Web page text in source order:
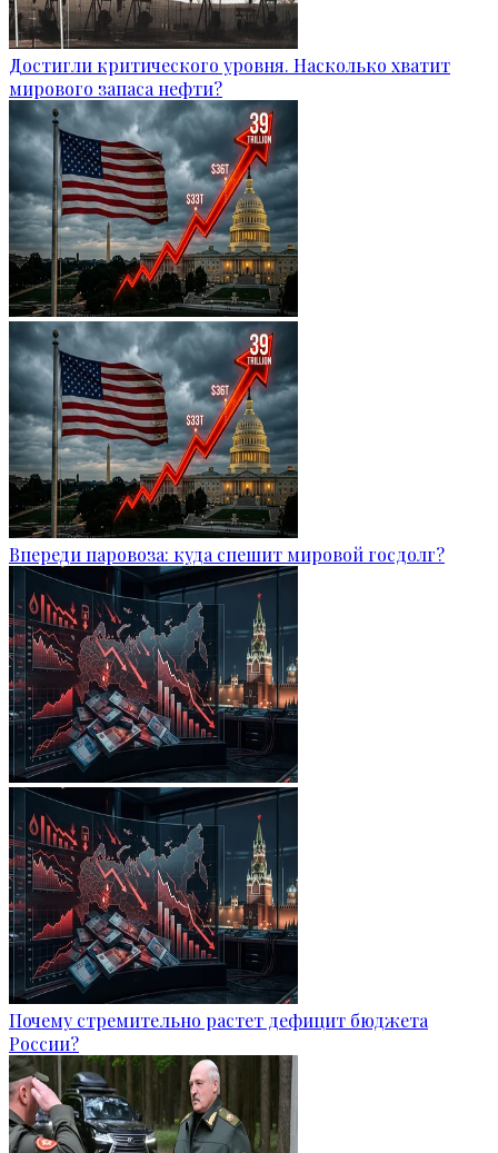
Достигли критического уровня. Насколько хватит
мирового запаса нефти?
Впереди паровоза: куда спешит мировой госдолг?
Почему стремительно растет дефицит бюджета
России?